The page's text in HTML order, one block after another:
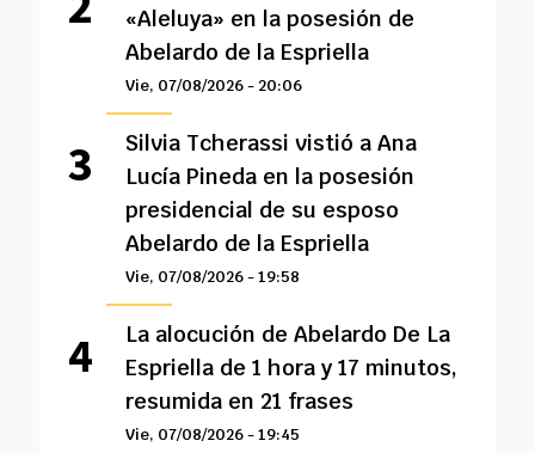
«Aleluya» en la posesión de
Abelardo de la Espriella
Vie, 07/08/2026 - 20:06
Silvia Tcherassi vistió a Ana
Lucía Pineda en la posesión
presidencial de su esposo
Abelardo de la Espriella
Vie, 07/08/2026 - 19:58
La alocución de Abelardo De La
Espriella de 1 hora y 17 minutos,
resumida en 21 frases
Vie, 07/08/2026 - 19:45